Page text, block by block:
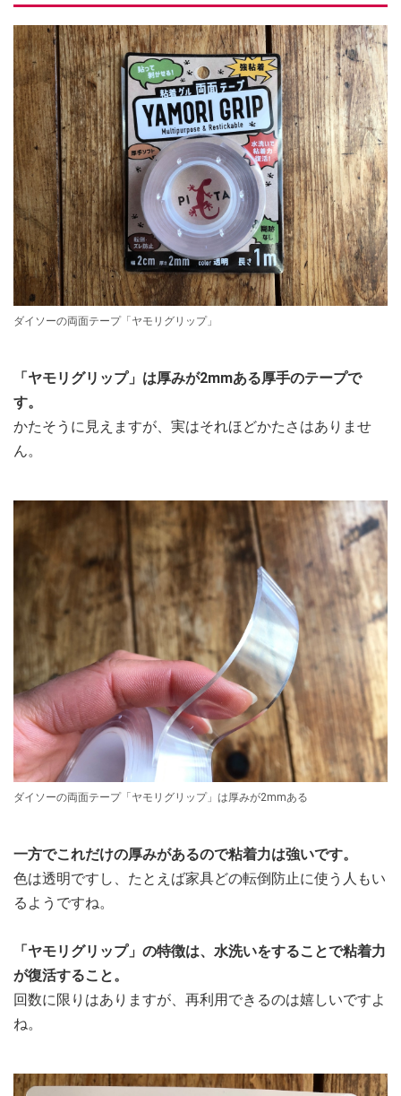
ダイソーの両面テープ「ヤモリグリップ」
「ヤモリグリップ」は厚みが2mmある厚手のテープで
す。
かたそうに見えますが、実はそれほどかたさはありませ
ん。
ダイソーの両面テープ「ヤモリグリップ」は厚みが2mmある
一方でこれだけの厚みがあるので粘着力は強いです。
色は透明ですし、たとえば家具どの転倒防止に使う人もい
るようですね。
「ヤモリグリップ」の特徴は、水洗いをすることで粘着力
が復活すること。
回数に限りはありますが、再利用できるのは嬉しいですよ
ね。